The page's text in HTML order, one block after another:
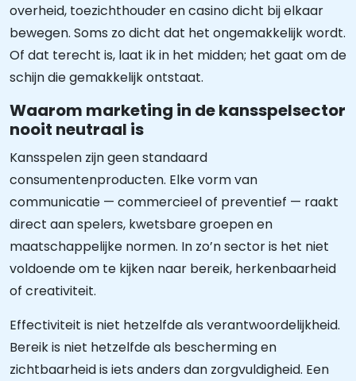
overheid, toezichthouder en casino dicht bij elkaar
bewegen. Soms zo dicht dat het ongemakkelijk wordt.
Of dat terecht is, laat ik in het midden; het gaat om de
schijn die gemakkelijk ontstaat.
Waarom marketing in de kansspelsector
nooit neutraal is
Kansspelen zijn geen standaard
consumentenproducten. Elke vorm van
communicatie — commercieel of preventief — raakt
direct aan spelers, kwetsbare groepen en
maatschappelijke normen. In zo’n sector is het niet
voldoende om te kijken naar bereik, herkenbaarheid
of creativiteit.
Effectiviteit is niet hetzelfde als verantwoordelijkheid.
Bereik is niet hetzelfde als bescherming en
zichtbaarheid is iets anders dan zorgvuldigheid. Een